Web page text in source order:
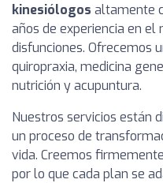
kinesiólogos altamente
años de experiencia en el
disfunciones. Ofrecemos
quiropraxia, medicina
nutrición y acupuntura.
Nuestros servicios están
un proceso de
vida. Creemos
por lo que cada plan se